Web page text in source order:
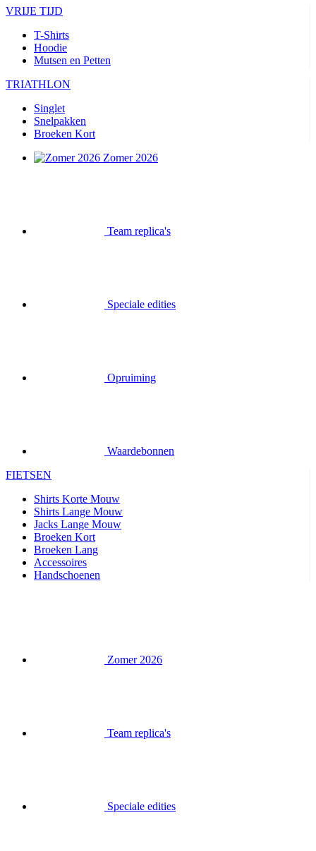
VRIJE TIJD
T-Shirts
Hoodie
Mutsen en Petten
TRIATHLON
Singlet
Snelpakken
Broeken Kort
Zomer 2026
Team replica's
Speciale edities
Opruiming
Waardebonnen
FIETSEN
Shirts Korte Mouw
Shirts Lange Mouw
Jacks Lange Mouw
Broeken Kort
Broeken Lang
Accessoires
Handschoenen
Zomer 2026
Team replica's
Speciale edities